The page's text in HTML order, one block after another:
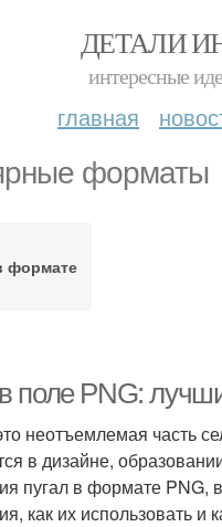
ДЕТАЛИ
интересные
главная
форматы
формате
поле PNG:
неотъемлемая часть
в дизайне,
пугал в формате PNG,
как их использовать и